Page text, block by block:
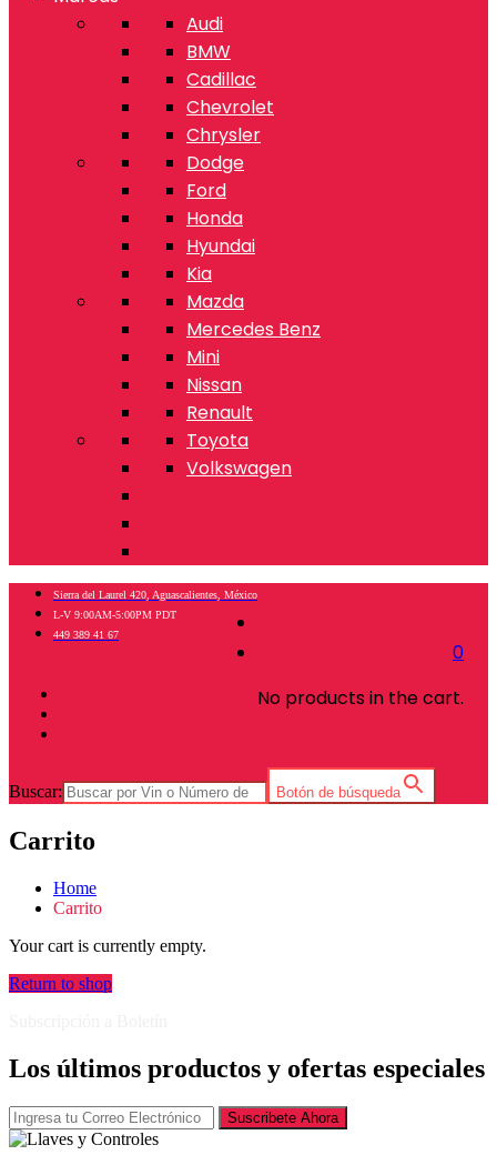
Audi
BMW
Cadillac
Chevrolet
Chrysler
Dodge
Ford
Honda
Hyundai
Kia
Mazda
Mercedes Benz
Mini
Nissan
Renault
Toyota
Volkswagen
0
No products in the cart.
Sierra del Laurel 420, Aguascalientes, México
L-V 9:00AM-5:00PM PDT
449 389 41 67
Buscar: Botón de búsqueda
Carrito
Home
Carrito
Your cart is currently empty.
Return to shop
Los últimos productos y ofertas especiales
Suscribete Ahora